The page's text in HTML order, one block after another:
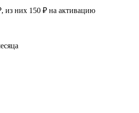
из них 150 ₽ на активацию